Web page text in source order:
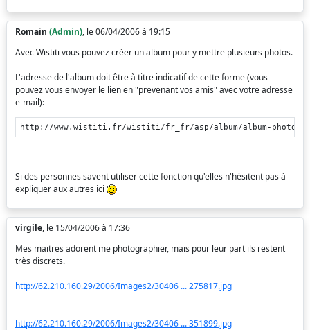
Romain (Admin), le 06/04/2006 à 19:15
Avec Wistiti vous pouvez créer un album pour y mettre plusieurs photos.
L'adresse de l'album doit être à titre indicatif de cette forme (vous
pouvez vous envoyer le lien en "prevenant vos amis" avec votre adresse
e-mail):
http://www.wistiti.fr/wistiti/fr_fr/asp/album/album-photo-
Si des personnes savent utiliser cette fonction qu'elles n'hésitent pas à
expliquer aux autres ici
virgile, le 15/04/2006 à 17:36
Mes maitres adorent me photographier, mais pour leur part ils restent
très discrets.
http://62.210.160.29/2006/Images2/30406 ... 275817.jpg
http://62.210.160.29/2006/Images2/30406 ... 351899.jpg